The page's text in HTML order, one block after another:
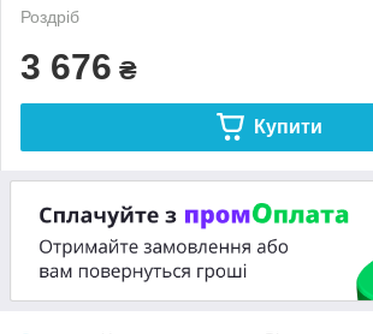
Роздріб
3 676 ₴
Купити